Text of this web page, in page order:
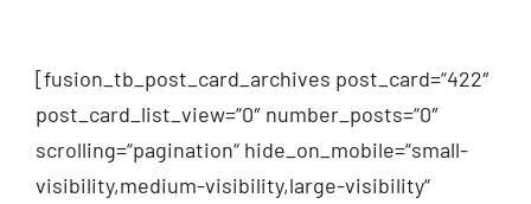
[fusion_tb_post_card_archives post_card=“422″
post_card_list_view=“0″ number_posts=“0″
scrolling=“pagination“ hide_on_mobile=“small-
visibility,medium-visibility,large-visibility“